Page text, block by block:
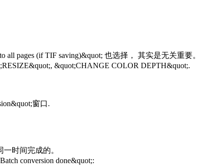
pages (if TIF saving)&quot; 也选择， 其实是无关重要。
&quot;CHANGE COLOR DEPTH&quot;.
窗口.
时间完成的。
conversion done&quot;: